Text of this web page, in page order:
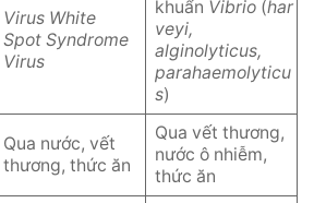
Virus White
Spot Syndrome
Virus
khuẩn Vibrio(har
veyi,
alginolyticus,
parahaemolyticu
s)
Qua nước, vết
thương, thức ăn
Qua vết thương,
nước ô nhiễm,
thức ăn